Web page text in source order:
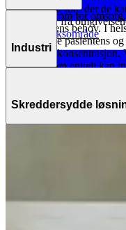
komfortabelt rom der de
forstyrrelser fra
Utforsk bruksområde
Skjermede rom for
helsesektorens behov. I
ivaretar både pasientens
hygiene og
løsninger som enkelt kan
helsemiljøer – uten
Industri
Stille soner i hjertet av
møtes. I krevende
maskiner som fungerer –
samarbeid og hvile. Våre
lydisolerte, slitesterke og
Skreddersydde